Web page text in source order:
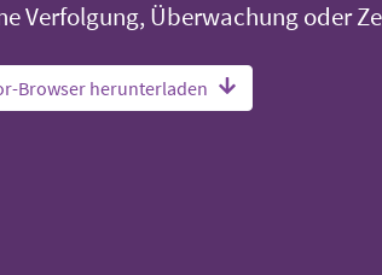
Verfolgung, Überwachung oder
Browser herunterladen